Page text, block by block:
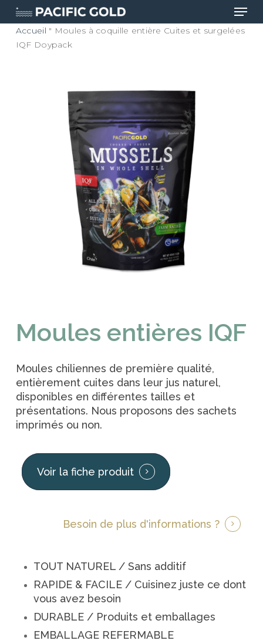
Skip
main
content
Accueil " Moules à coquille entière Cuites et surgelées
IQF Doypack
Moules entières IQF
Moules chiliennes de première qualité,
entièrement cuites dans leur jus naturel,
disponibles en différentes tailles et
présentations. Nous proposons des sachets
imprimés ou non.
Voir la fiche produit
Besoin de plus d'informations ?
TOUT NATUREL / Sans additif
RAPIDE & FACILE / Cuisinez juste ce dont
vous avez besoin
DURABLE / Produits et emballages
EMBALLAGE REFERMABLE